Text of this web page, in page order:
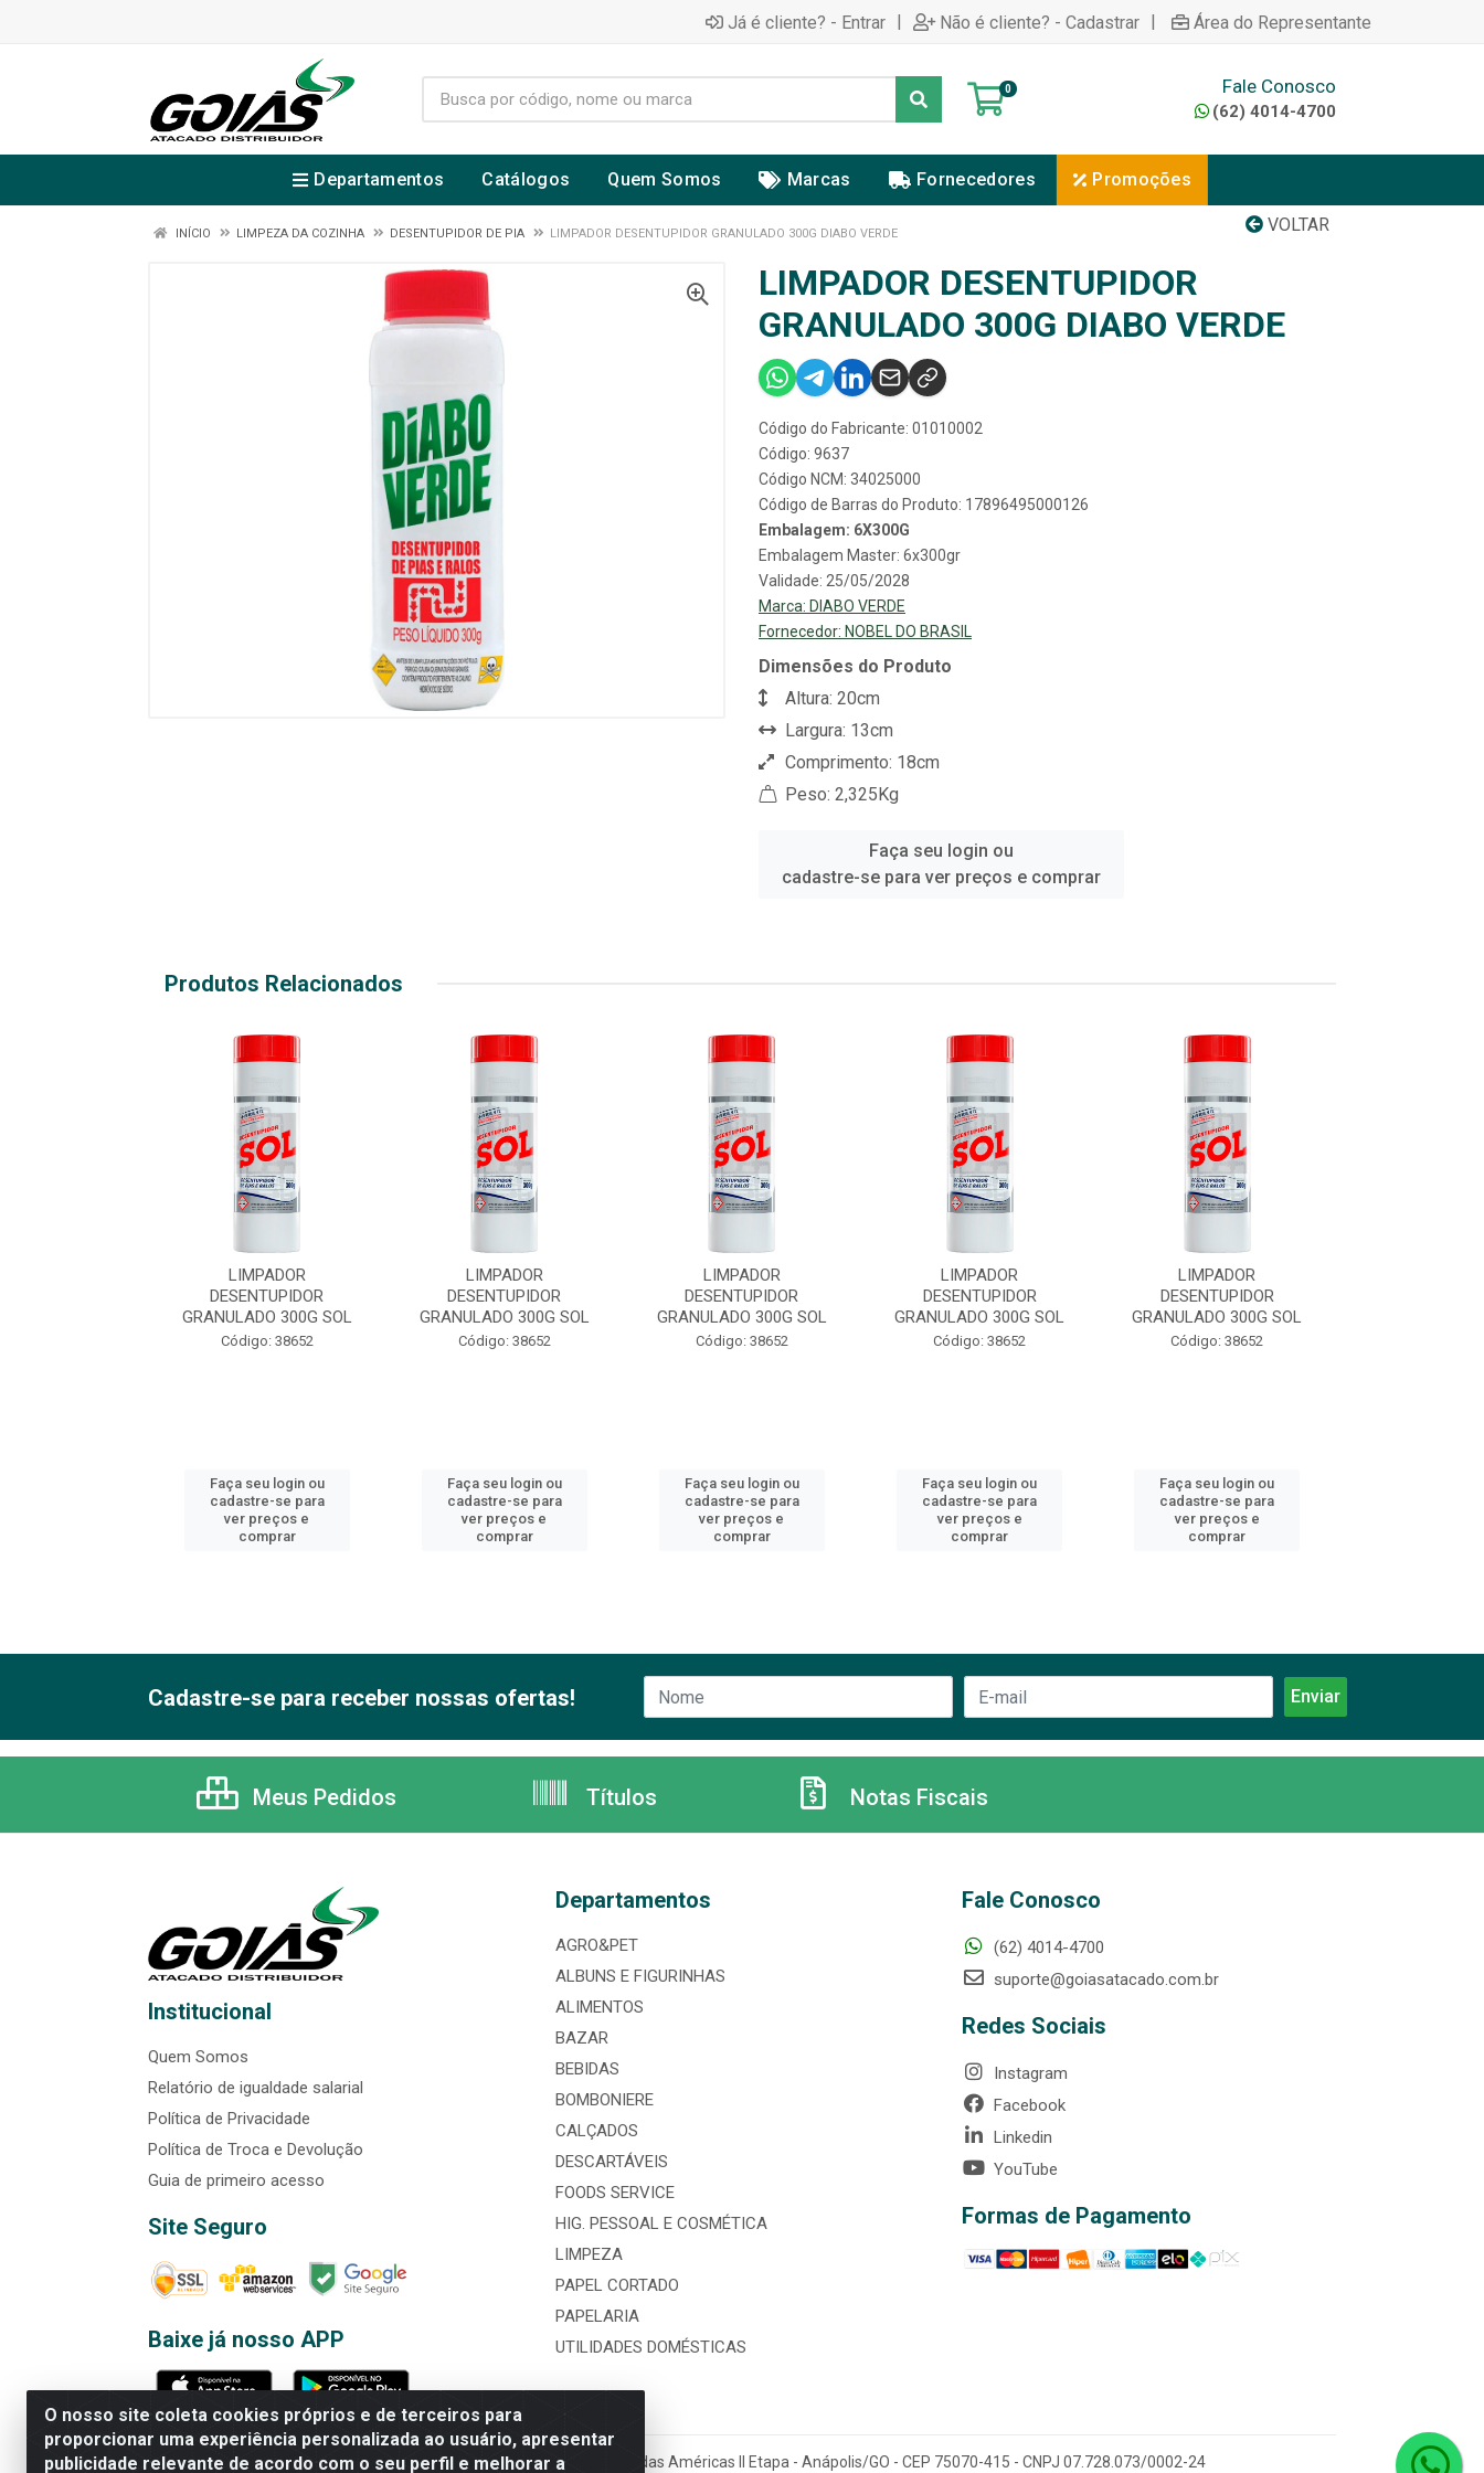
Já é cliente? - Entrar | Não é cliente? - Cadastrar | Área do Representante
0 Fale Conosco
(62) 4014-4700
Departamentos Catálogos Quem Somos Marcas Fornecedores Promoções
VOLTAR
INÍCIO LIMPEZA DA COZINHA DESENTUPIDOR DE PIA LIMPADOR DESENTUPIDOR GRANULADO 300G DIABO VERDE
LIMPADOR DESENTUPIDOR
GRANULADO 300G DIABO VERDE
Código do Fabricante: 01010002
Código: 9637
Código NCM: 34025000
Código de Barras do Produto: 17896495000126
Embalagem: 6X300G
Embalagem Master: 6x300gr
Validade: 25/05/2028
Marca: DIABO VERDE
Fornecedor: NOBEL DO BRASIL
Dimensões do Produto
Altura: 20cm
Largura: 13cm
Comprimento: 18cm
Peso: 2,325Kg
Faça seu login ou
cadastre-se para ver preços e comprar
Produtos Relacionados
LIMPADOR
DESENTUPIDOR
GRANULADO 300G SOL
Código: 38652
Faça seu login ou
cadastre-se para
ver preços e
comprar
LIMPADOR
DESENTUPIDOR
GRANULADO 300G SOL
Código: 38652
Faça seu login ou
cadastre-se para
ver preços e
comprar
LIMPADOR
DESENTUPIDOR
GRANULADO 300G SOL
Código: 38652
Faça seu login ou
cadastre-se para
ver preços e
comprar
LIMPADOR
DESENTUPIDOR
GRANULADO 300G SOL
Código: 38652
Faça seu login ou
cadastre-se para
ver preços e
comprar
LIMPADOR
DESENTUPIDOR
GRANULADO 300G SOL
Código: 38652
Faça seu login ou
cadastre-se para
ver preços e
comprar
O nosso site coleta cookies próprios e de terceiros para
proporcionar uma experiência personalizada ao usuário, apresentar
publicidade relevante de acordo com o seu perfil e melhorar a
Cadastre-se para receber nossas ofertas!
Meus Pedidos Títulos Notas Fiscais
Institucional
Quem Somos
Relatório de igualdade salarial
Política de Privacidade
Política de Troca e Devolução
Guia de primeiro acesso
Site Seguro
Baixe já nosso APP
Departamentos
AGRO&PET
ALBUNS E FIGURINHAS
ALIMENTOS
BAZAR
BEBIDAS
BOMBONIERE
CALÇADOS
DESCARTÁVEIS
FOODS SERVICE
HIG. PESSOAL E COSMÉTICA
LIMPEZA
PAPEL CORTADO
PAPELARIA
UTILIDADES DOMÉSTICAS
Fale Conosco
(62) 4014-4700
suporte@goiasatacado.com.br
Redes Sociais
Instagram
Facebook
Linkedin
YouTube
Formas de Pagamento
Rede Brasil - Avenida Universitária, nº 3860, Jardim das Américas II Etapa - Anápolis/GO - CEP 75070-415 - CNPJ 07.728.073/0002-24